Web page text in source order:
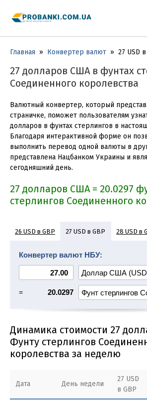
Главная » Конвертер валют » 27 USD
27 долларов США в фунтах
Соединенного королевства
Валютный конвертер, который
страничке, поможет пользователям
долларов в фунтах стерлингов в
Благодаря интерактивной форме он
выполнить перевод одной валюты в
представлена Нацбанком Украины и
сегодняшний день.
27 долларов США = 20.0297
стерлингов Соединенного
26 USD в GBP 27 USD в GBP 28 USD в
Конвертер валют НБУ:
= 20.0297
Динамика стоимости 27
Фунту стерлингов
королевства за неделю
Дата День недели
27 USD
в GBP